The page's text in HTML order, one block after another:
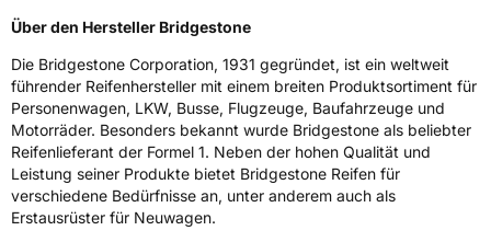
Über den Hersteller Bridgestone
Die Bridgestone Corporation, 1931 gegründet, ist ein weltweit
führender Reifenhersteller mit einem breiten Produktsortiment für
Personenwagen, LKW, Busse, Flugzeuge, Baufahrzeuge und
Motorräder. Besonders bekannt wurde Bridgestone als beliebter
Reifenlieferant der Formel 1. Neben der hohen Qualität und
Leistung seiner Produkte bietet Bridgestone Reifen für
verschiedene Bedürfnisse an, unter anderem auch als
Erstausrüster für Neuwagen.